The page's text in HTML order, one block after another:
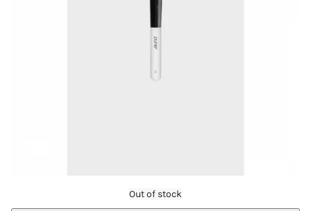
Out of stock